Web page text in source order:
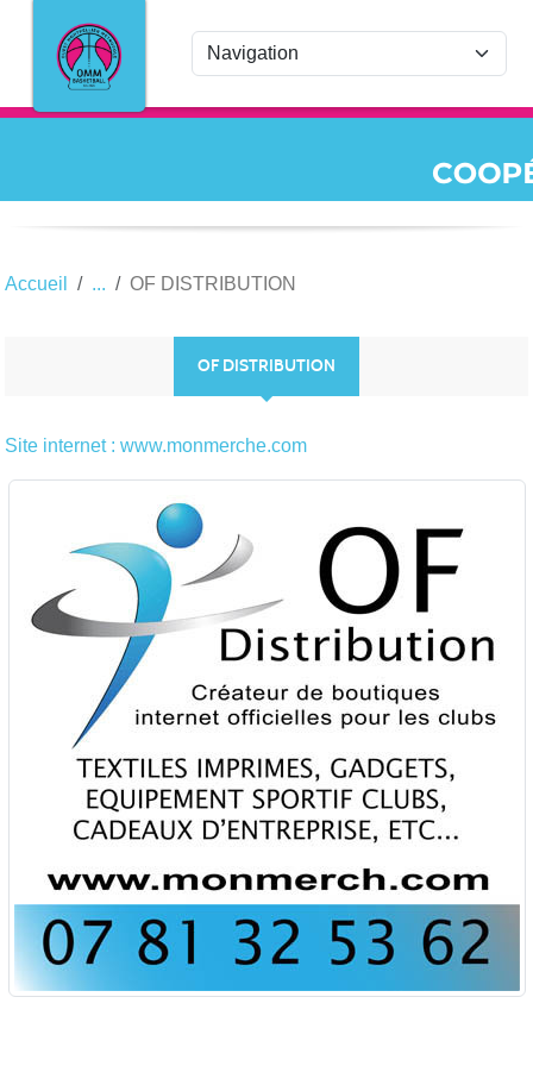
Accueil OF DISTRIBUTION
OF DISTRIBUTION
Site internet : www.monmerche.com